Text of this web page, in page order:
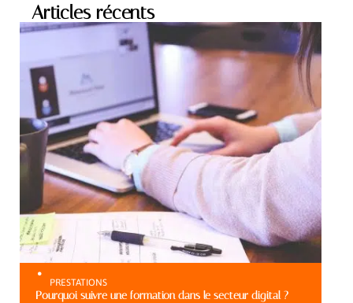
Articles récents
PRESTATIONS
Pourquoi suivre une formation dans le secteur digital ?